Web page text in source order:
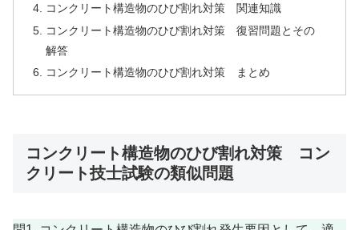
コンクリート構造物のひび割れ対策 関連知識
コンクリート構造物のひび割れ対策 復習問題とその
解答
コンクリート構造物のひび割れ対策 まとめ
コンクリート構造物のひび割れ対策 コン
クリート技士試験の類似問題